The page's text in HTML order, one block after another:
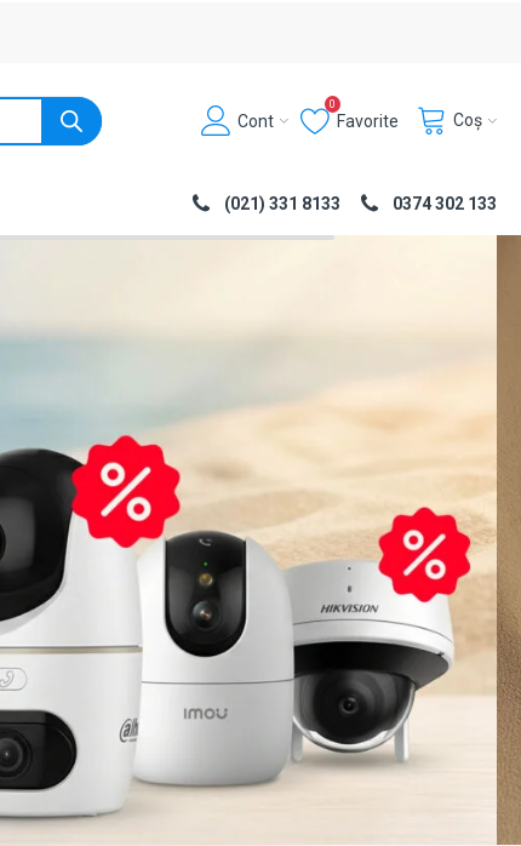
Cont
0
Favorite Coș
(021) 331 8133 0374 302 133